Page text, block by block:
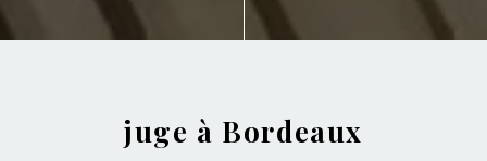
juge à Bordeaux